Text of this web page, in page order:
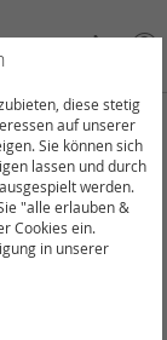
Suche Mein
diese stetig
auf unserer
Sie können sich
lassen und durch
werden.
"alle erlauben &
Cookies ein.
in unserer